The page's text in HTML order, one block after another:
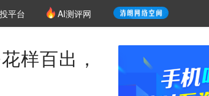
平台 AI测评网
样百出，